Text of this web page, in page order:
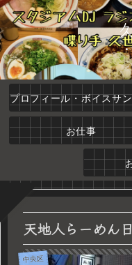
プロフィール・ボイスサ
お仕事
天地人らーめん
中央区